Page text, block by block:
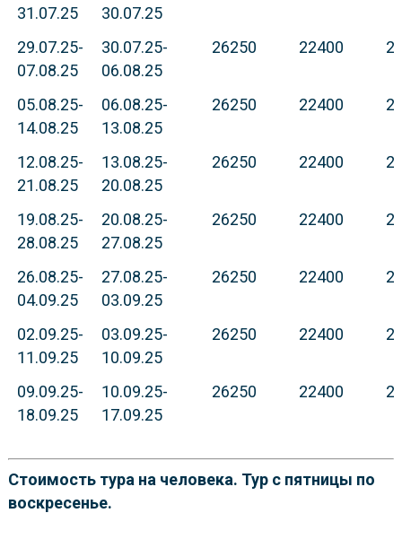
31.07.25
30.07.25
29.07.25-
07.08.25
30.07.25-
06.08.25
26250 22400
05.08.25-
14.08.25
06.08.25-
13.08.25
26250 22400
12.08.25-
21.08.25
13.08.25-
20.08.25
26250 22400
19.08.25-
28.08.25
20.08.25-
27.08.25
26250 22400
26.08.25-
04.09.25
27.08.25-
03.09.25
26250 22400
02.09.25-
11.09.25
03.09.25-
10.09.25
26250 22400
09.09.25-
18.09.25
10.09.25-
17.09.25
26250 22400
Стоимость тура на человека. Тур с пятницы по
воскресенье.